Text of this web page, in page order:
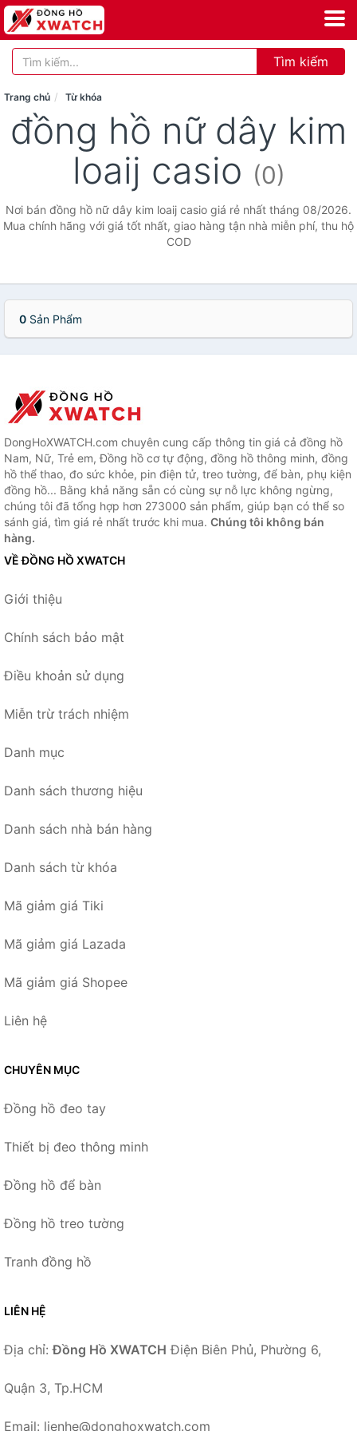
Tìm kiếm
Trang chủ Từ khóa
đồng hồ nữ dây kim
loaij casio (0)
Nơi bán đồng hồ nữ dây kim loaij casio giá rẻ nhất tháng 08/2026.
Mua chính hãng với giá tốt nhất, giao hàng tận nhà miễn phí, thu hộ
COD
0 Sản Phẩm
DongHoXWATCH.com chuyên cung cấp thông tin giá cả đồng hồ
Nam, Nữ, Trẻ em, Đồng hồ cơ tự động, đồng hồ thông minh, đồng
hồ thể thao, đo sức khỏe, pin điện tử, treo tường, để bàn, phụ kiện
đồng hồ... Bằng khả năng sẵn có cùng sự nỗ lực không ngừng,
chúng tôi đã tổng hợp hơn 273000 sản phẩm, giúp bạn có thể so
sánh giá, tìm giá rẻ nhất trước khi mua. Chúng tôi không bán
hàng.
VỀ ĐỒNG HỒ XWATCH
Giới thiệu
Chính sách bảo mật
Điều khoản sử dụng
Miễn trừ trách nhiệm
Danh mục
Danh sách thương hiệu
Danh sách nhà bán hàng
Danh sách từ khóa
Mã giảm giá Tiki
Mã giảm giá Lazada
Mã giảm giá Shopee
Liên hệ
CHUYÊN MỤC
Đồng hồ đeo tay
Thiết bị đeo thông minh
Đồng hồ để bàn
Đồng hồ treo tường
Tranh đồng hồ
LIÊN HỆ
Địa chỉ:Đồng Hồ XWATCH Điện Biên Phủ, Phường 6,
Quận 3, Tp.HCM
Email: lienhe@donghoxwatch.com